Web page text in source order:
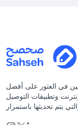
في العثور على أفضل
وتطبيقات التوصيل